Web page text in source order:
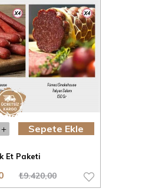
Et Paketi
₺9.420,00
Sepete Ekle